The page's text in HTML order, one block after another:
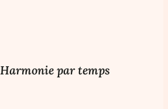
Harmonie par temps